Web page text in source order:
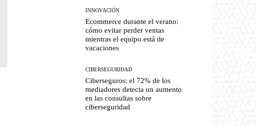
INNOVACIÓN
Ecommerce durante el verano:
cómo evitar perder ventas
mientras el equipo está de
vacaciones
CIBERSEGURIDAD
Ciberseguros: el 72% de los
mediadores detecta un aumento
en las consultas sobre
ciberseguridad